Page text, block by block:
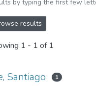
by typing the first few
results
1 - 1 of 1
Santiago 1